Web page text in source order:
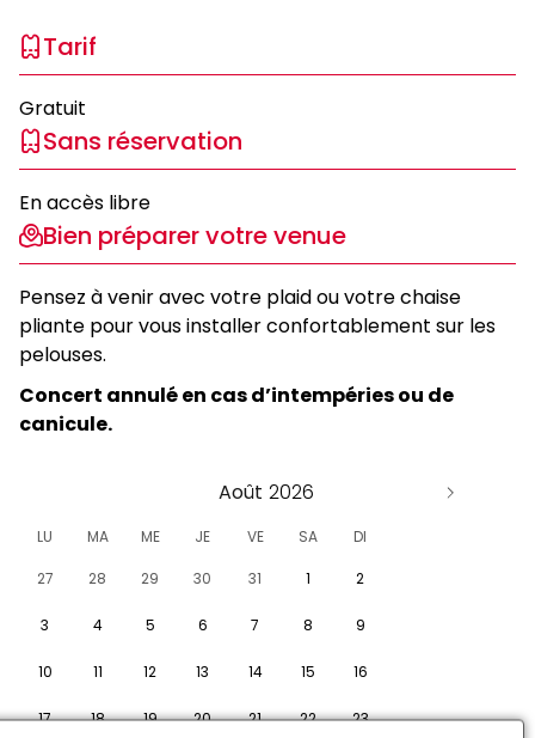
Tarif
Gratuit
Sans réservation
En accès libre
Bien préparer votre venue
Pensez à venir avec votre plaid ou votre chaise
pliante pour vous installer confortablement sur les
pelouses.
Concert annulé en cas d’intempéries ou de
canicule.
Août
LU MA ME JE VE SA DI
27 28 29 30 31 1 2
3 4 5 6 7 8 9
10 11 12 13 14 15 16
17 18 19 20 21 22 23